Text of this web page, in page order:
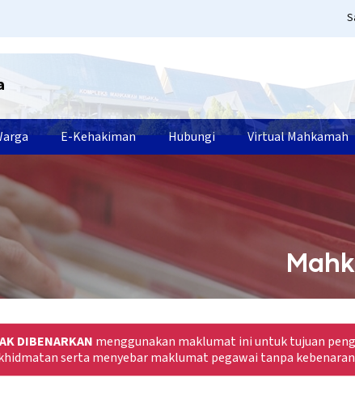
E-Kehakiman Hubungi Virtual Mahkamah
DIBENARKAN menggunakan maklumat ini untuk tujuan
serta menyebar maklumat pegawai tanpa kebenaran